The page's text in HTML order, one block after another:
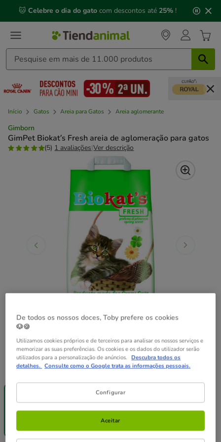
mensagem,
🐱 Celebre o dia do gato com descontos até 25% !
Início Gatos Areia para Gatos Areia aglomerante
Gimborn
GimPet Biokat’s Fresh areia de aglomeração para gatos
(5) 1 avaliações|Ver descrição
Peso:8 L
8 L
Entrega
(2.22€ / kg)
2 x 8 L
Entrega
Grátis
22.18€
De todos os nossos doces, Toby prefere os cookies
🐶🍪
Utilizamos cookies próprios e de terceiros para analisar os nossos serviços e
memorizar as suas preferências. Os cookies e os dados do utilizador serão
utilizados para a personalização de anúncios. Descubra todos os
detalhes. Consulte como o Google trata as informações pessoais.
Configurar
Aceitar